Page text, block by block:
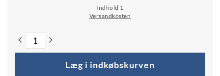
Indhold 1
Versandkosten
Læg i indkøbskurven